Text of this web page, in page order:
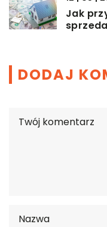
Jak
DODAJ